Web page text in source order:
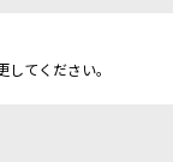
てください。